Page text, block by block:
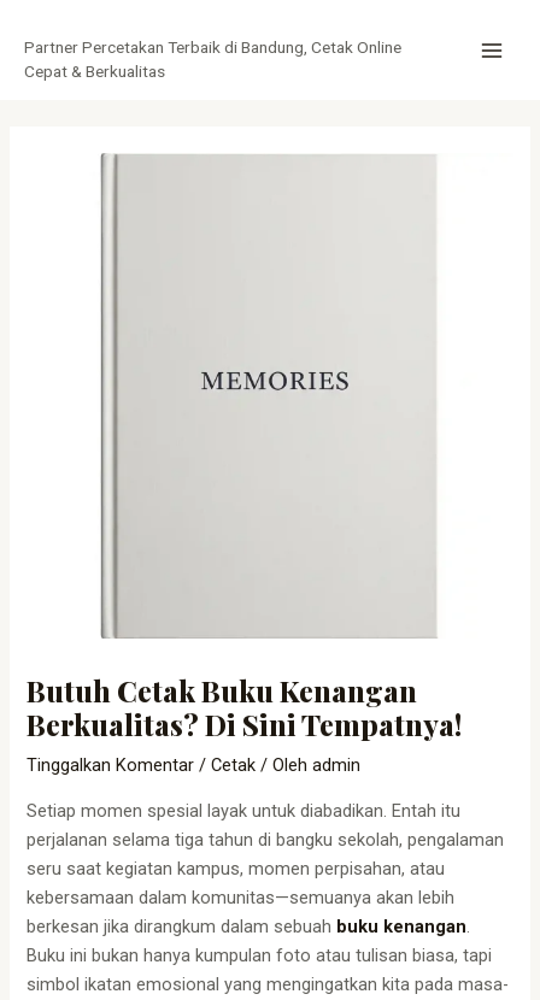
konten
Partner Percetakan Terbaik di Bandung, Cetak Online
Cepat & Berkualitas
Butuh Cetak Buku Kenangan
Berkualitas? Di Sini Tempatnya!
Tinggalkan Komentar /Cetak / Olehadmin
Setiap momen spesial layak untuk diabadikan. Entah itu
perjalanan selama tiga tahun di bangku sekolah, pengalaman
seru saat kegiatan kampus, momen perpisahan, atau
kebersamaan dalam komunitas—semuanya akan lebih
berkesan jika dirangkum dalam sebuah buku kenangan.
Buku ini bukan hanya kumpulan foto atau tulisan biasa, tapi
simbol ikatan emosional yang mengingatkan kita pada masa-
navigation